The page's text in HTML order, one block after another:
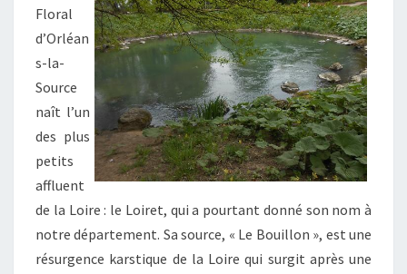
Floral
d’Orléan
s-la-
Source
naît l’un
des plus
petits
affluent
de la Loire : le Loiret, qui a pourtant donné son nom à
notre département. Sa source, « Le Bouillon », est une
résurgence karstique de la Loire qui surgit après une